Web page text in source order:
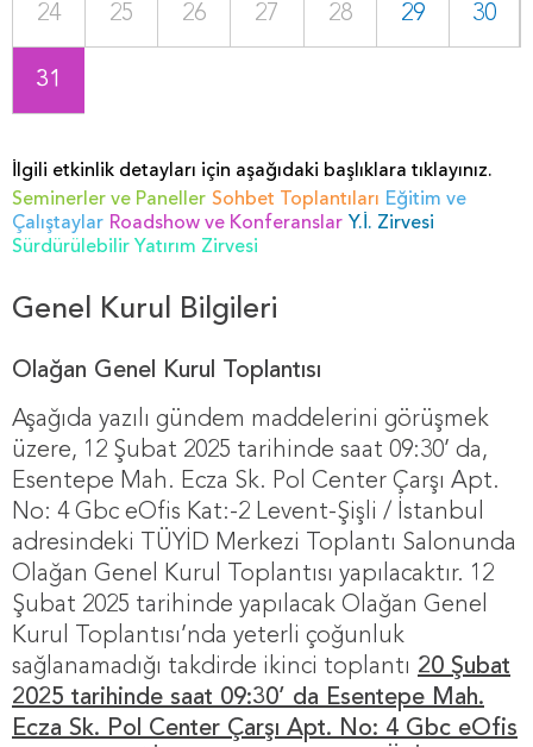
24 25 26 27 28 29 30
31
İlgili etkinlik detayları için aşağıdaki başlıklara tıklayınız.
Seminerler ve Paneller Sohbet Toplantıları Eğitim ve
Çalıştaylar Roadshow ve Konferanslar Y.İ. Zirvesi
Sürdürülebilir Yatırım Zirvesi
Genel Kurul Bilgileri
Olağan Genel Kurul Toplantısı
Aşağıda yazılı gündem maddelerini görüşmek
üzere, 12 Şubat 2025 tarihinde saat 09:30’ da,
Esentepe Mah. Ecza Sk. Pol Center Çarşı Apt.
No: 4 Gbc eOfis Kat:-2 Levent-Şişli / İstanbul
adresindeki TÜYİD Merkezi Toplantı Salonunda
Olağan Genel Kurul Toplantısı yapılacaktır. 12
Şubat 2025 tarihinde yapılacak Olağan Genel
Kurul Toplantısı’nda yeterli çoğunluk
sağlanamadığı takdirde ikinci toplantı 20 Şubat
2025 tarihinde saat 09:30’ da Esentepe Mah.
Ecza Sk. Pol Center Çarşı Apt. No: 4 Gbc eOfis